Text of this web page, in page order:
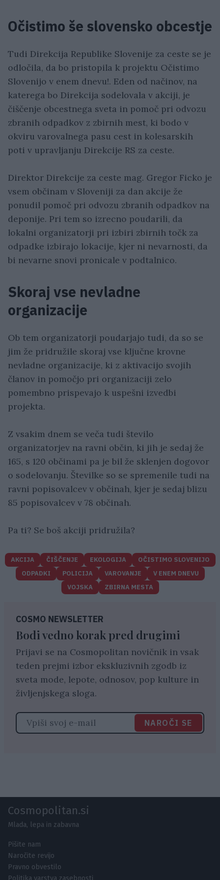
Očistimo še slovensko obcestje
Tudi Direkcija Republike Slovenije za ceste se je
odločila, da bo pristopila k projektu Očistimo
Slovenijo v enem dnevu!. Eden od načinov, na
katerega bo Direkcija sodelovala v akciji, je
čiščenje obcestnega sveta in pomoč pri odvozu
zbranih odpadkov z zbirnih mest, ki bodo v
okviru varovalnega pasu cest in kolesarskih
poti v upravljanju Direkcije RS za ceste.
Direktor Direkcije za ceste mag. Gregor Ficko je
vsem občinam v Sloveniji za dan akcije že
ponudil pomoč pri odvozu zbranih odpadkov na
deponije. Pri tem so izrecno poudarili, da
lokalni organizatorji pri izbiri zbirnih točk za
odpadke izbirajo lokacije, kjer ni nevarnosti, da
bi nevarne snovi pronicale v podtalnico.
Skoraj vse nevladne
organizacije
Ob tem organizatorji poudarjajo tudi, da so se
jim že pridružile skoraj vse ključne krovne
nevladne organizacije, ki z aktivacijo svojih
članov in pomočjo pri organizaciji zelo
pomembno prispevajo k uspešni izvedbi
projekta.
Z vsakim dnem se veča tudi število
organizatorjev na ravni občin, ki jih je sedaj že
165, s 120 občinami pa je bil že sklenjen dogovor
o sodelovanju. Številke so se spremenile tudi na
ravni popisovalcev v občinah, kjer je sedaj blizu
85 popisovalcev v 78 občinah.
Pa ti? Se boš akciji pridružila?
AKCIJA ČIŠČENJE EKOLOGIJA
OČISTIMO SLOVENIJO
ODPADKI
POLICIJA VAROVANJE
V ENEM DNEVU
VOJSKA
ZBIRNA MESTA
COSMO NEWSLETTER
Bodi vedno korak pred drugimi
Prijavi se na Cosmopolitan novičnik in vsak
teden prejmi izbor ekskluzivnih zgodb iz
sveta mode, lepote, odnosov, pop kulture in
življenjskega sloga.
NAROČI SE
Cosmopolitan.si
Mlada, lepa in zabavna
Pišite nam
Naročite revijo
Pravno obvestilo
Politika varstva zasebnosti